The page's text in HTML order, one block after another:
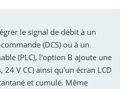
le signal de débit à un
(DCS) ou à un
(PLC), l'option B ajoute une
V CC) ainsi qu'un écran LCD
et cumulé. Même